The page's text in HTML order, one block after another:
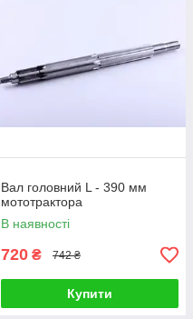
Вал головний L - 390 мм
мототрактора
В наявності
720 ₴ 742 ₴
Купити